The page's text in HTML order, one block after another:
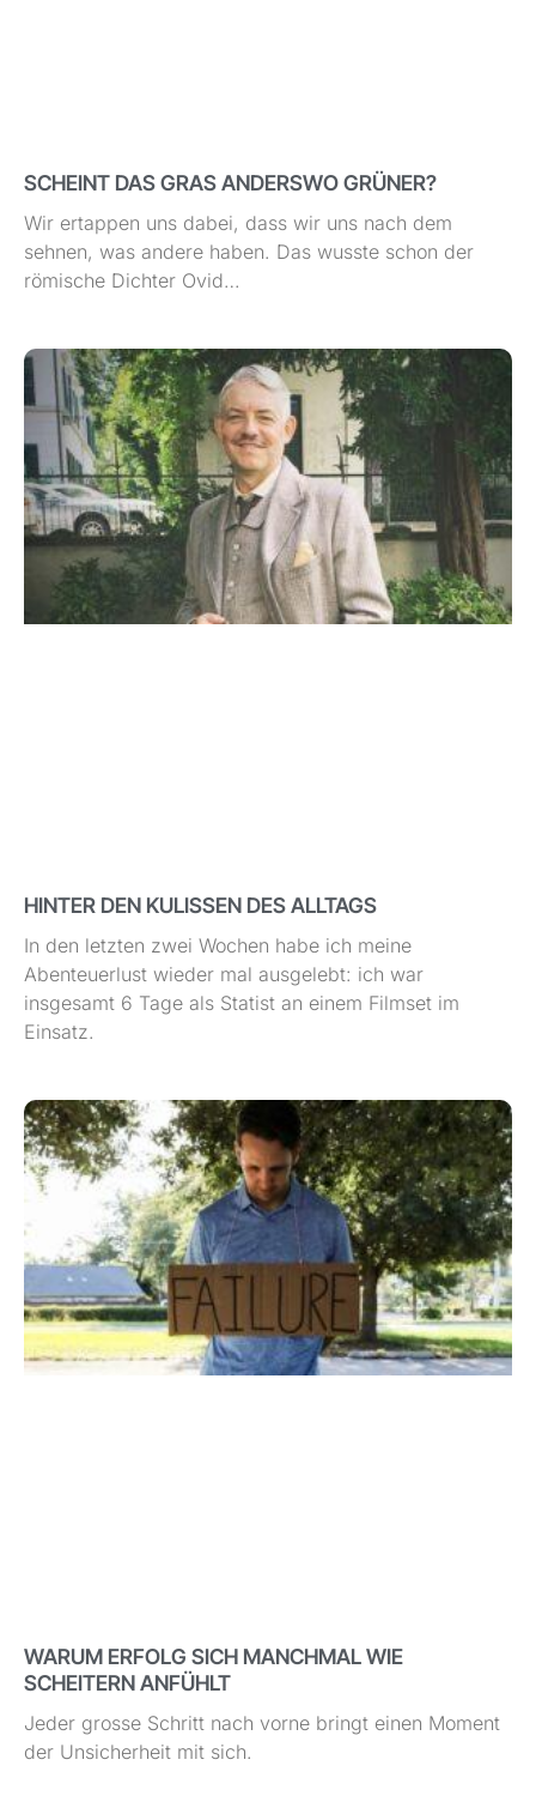
SCHEINT DAS GRAS ANDERSWO GRÜNER?
Wir ertappen uns dabei, dass wir uns nach dem
sehnen, was andere haben. Das wusste schon der
römische Dichter Ovid…
HINTER DEN KULISSEN DES ALLTAGS
In den letzten zwei Wochen habe ich meine
Abenteuerlust wieder mal ausgelebt: ich war
insgesamt 6 Tage als Statist an einem Filmset im
Einsatz.
WARUM ERFOLG SICH MANCHMAL WIE
SCHEITERN ANFÜHLT
Jeder grosse Schritt nach vorne bringt einen Moment
der Unsicherheit mit sich.